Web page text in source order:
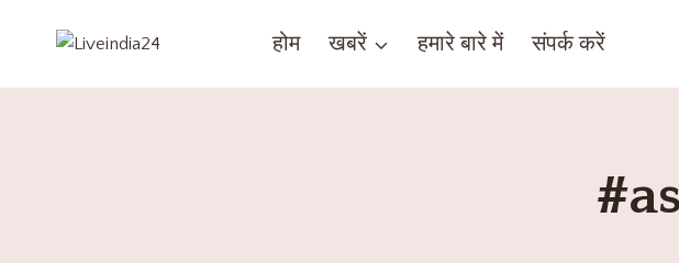
होम खबरें हमारे बारे में संपर्क करें